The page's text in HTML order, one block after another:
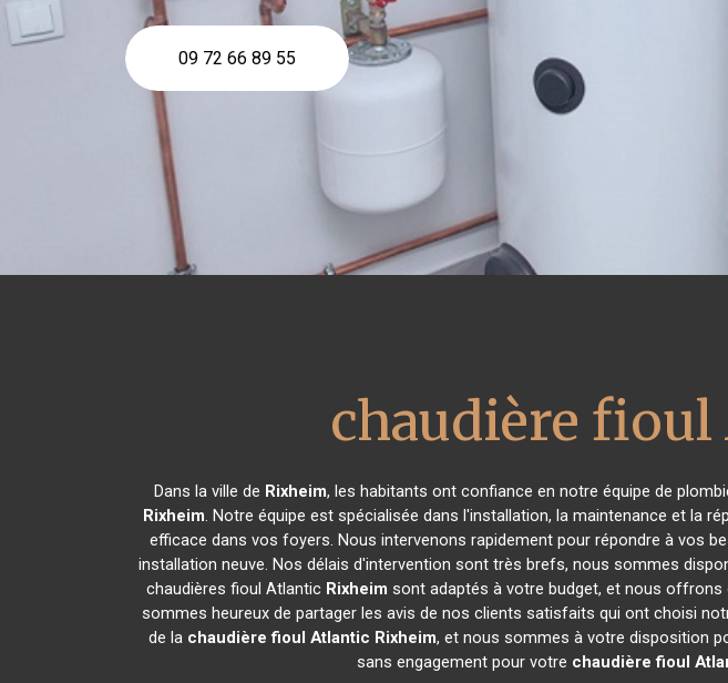
09 72 66 89 55
chaudière
Dans la ville de Rixheim, les habitants ont confiance en notre équipe de
Rixheim. Notre équipe est spécialisée dans l'installation, la maintenance et la
efficace dans vos foyers. Nous intervenons rapidement pour répondre à vos
installation neuve. Nos délais d'intervention sont très brefs, nous sommes
chaudières fioul Atlantic Rixheim sont adaptés à votre budget, et nous
sommes heureux de partager les avis de nos clients satisfaits qui ont choisi
de la chaudière fioul Atlantic Rixheim, et nous sommes à votre disposition
sans engagement pour votre chaudière fioul